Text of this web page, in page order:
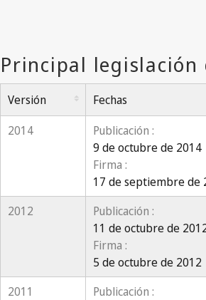
Versión Fechas
2014
Publicación :
9 de octubre de 2014
Firma :
17 de septiembre de
2012
Publicación :
11 de octubre de
Firma :
5 de octubre de 2012
2011
Publicación :